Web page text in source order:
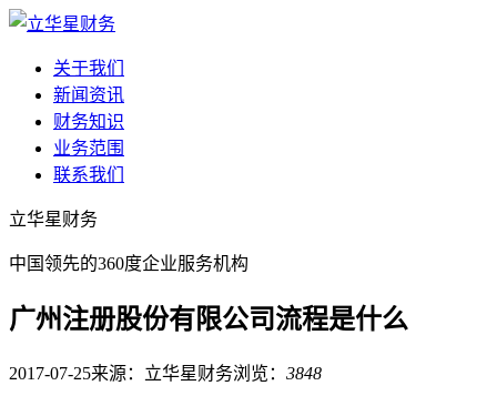
关于我们
新闻资讯
财务知识
业务范围
联系我们
立华星财务
中国领先的360度企业服务机构
广州注册股份有限公司流程是什么
2017-07-25来源：立华星财务浏览： 3848